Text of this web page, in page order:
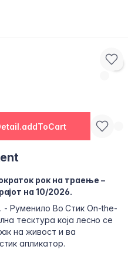
рок на траење –
на 10/2026.
- Руменило Во Стик On-the-
тесктура која лесно се
на живост и ва
апликатор.